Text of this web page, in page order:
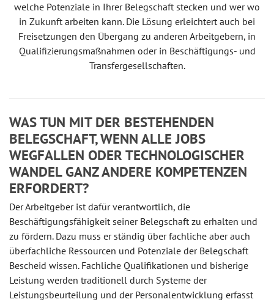
welche Potenziale in Ihrer Belegschaft stecken und wer wo
in Zukunft arbeiten kann. Die Lösung erleichtert auch bei
Freisetzungen den Übergang zu anderen Arbeitgebern, in
Qualifizierungsmaßnahmen oder in Beschäftigungs- und
Transfergesellschaften.
WAS TUN MIT DER BESTEHENDEN
BELEGSCHAFT, WENN ALLE JOBS
WEGFALLEN ODER TECHNOLOGISCHER
WANDEL GANZ ANDERE KOMPETENZEN
ERFORDERT?
Der Arbeitgeber ist dafür verantwortlich, die
Beschäftigungsfähigkeit seiner Belegschaft zu erhalten und
zu fördern. Dazu muss er ständig über fachliche aber auch
überfachliche Ressourcen und Potenziale der Belegschaft
Bescheid wissen. Fachliche Qualifikationen und bisherige
Leistung werden traditionell durch Systeme der
Leistungsbeurteilung und der Personalentwicklung erfasst